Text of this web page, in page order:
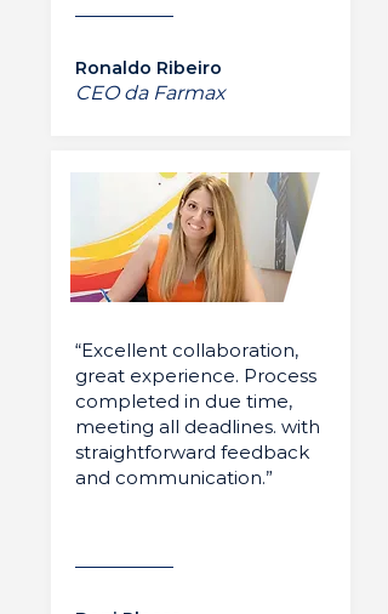
Ronaldo Ribeiro
CEO da Farmax
“Excellent collaboration,
great experience. Process
completed in due time,
meeting all deadlines. with
straightforward feedback
and communication.”